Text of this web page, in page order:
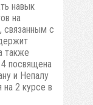
навык
на
связанным с
также
посвящена
и Непалу
на 2 курсе в